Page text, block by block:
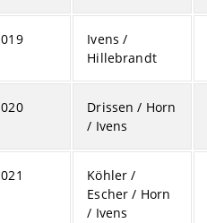
019
Ivens /
Hillebrandt
020
Drissen / Horn
/ Ivens
021
Köhler /
Escher / Horn
/ Ivens